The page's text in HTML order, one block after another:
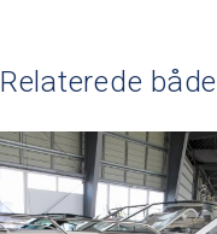
Relaterede både